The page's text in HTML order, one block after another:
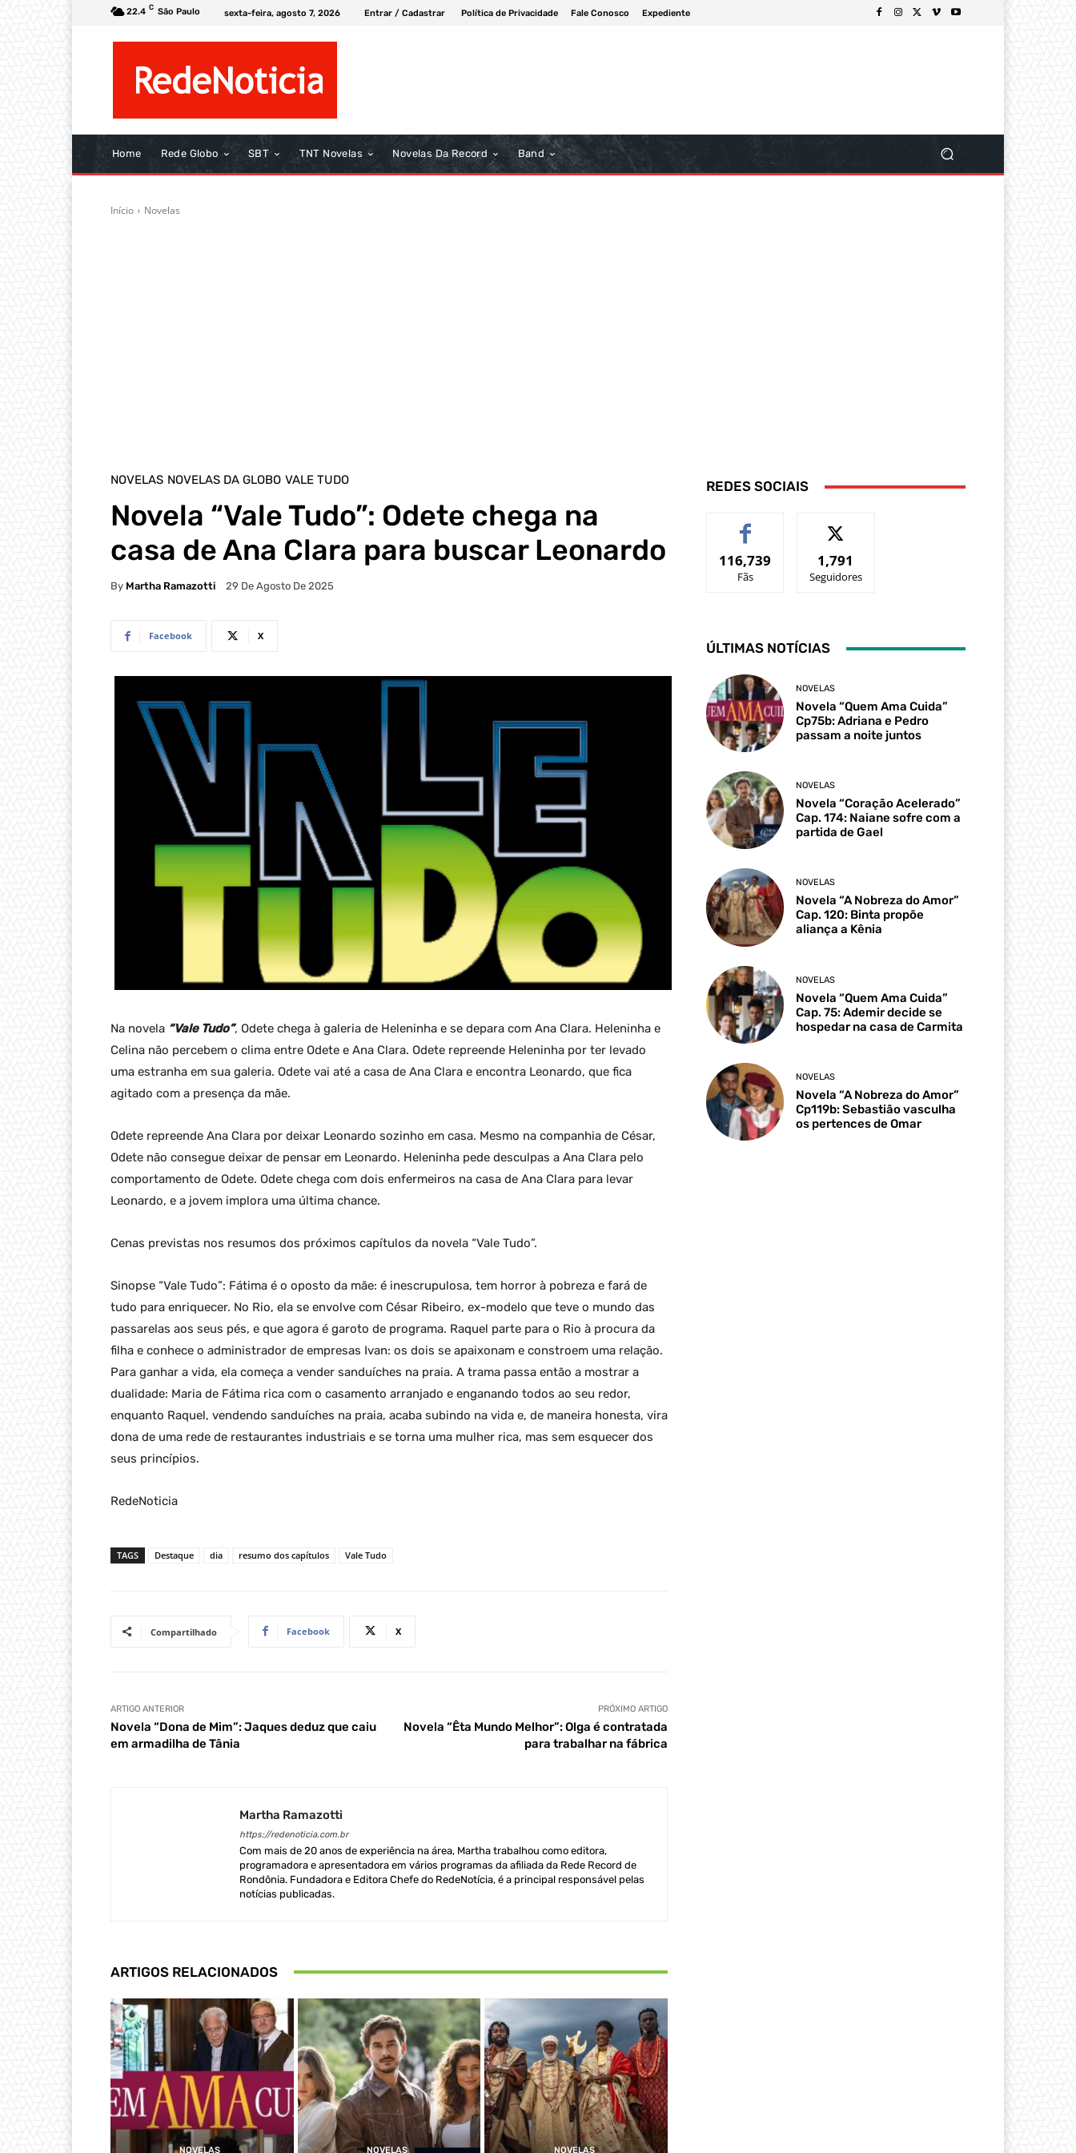
22.4 C São Paulo sexta-feira, agosto 7, 2026 Entrar / Cadastrar Política de Privacidade Fale Conosco Expediente
Home Rede Globo SBT TNT Novelas Novelas Da Record Band
Início Novelas
NOVELAS NOVELAS DA GLOBO VALE TUDO
Novela “Vale Tudo”: Odete chega na
casa de Ana Clara para buscar Leonardo
By Martha Ramazotti 29 De Agosto De 2025
Facebook X
Na novela “Vale Tudo”, Odete chega à galeria de Heleninha e se depara com Ana Clara. Heleninha e
Celina não percebem o clima entre Odete e Ana Clara. Odete repreende Heleninha por ter levado
uma estranha em sua galeria. Odete vai até a casa de Ana Clara e encontra Leonardo, que fica
agitado com a presença da mãe.
Odete repreende Ana Clara por deixar Leonardo sozinho em casa. Mesmo na companhia de César,
Odete não consegue deixar de pensar em Leonardo. Heleninha pede desculpas a Ana Clara pelo
comportamento de Odete. Odete chega com dois enfermeiros na casa de Ana Clara para levar
Leonardo, e a jovem implora uma última chance.
Cenas previstas nos resumos dos próximos capítulos da novela “Vale Tudo”.
Sinopse “Vale Tudo”: Fátima é o oposto da mãe: é inescrupulosa, tem horror à pobreza e fará de
tudo para enriquecer. No Rio, ela se envolve com César Ribeiro, ex-modelo que teve o mundo das
passarelas aos seus pés, e que agora é garoto de programa. Raquel parte para o Rio à procura da
filha e conhece o administrador de empresas Ivan: os dois se apaixonam e constroem uma relação.
Para ganhar a vida, ela começa a vender sanduíches na praia. A trama passa então a mostrar a
dualidade: Maria de Fátima rica com o casamento arranjado e enganando todos ao seu redor,
enquanto Raquel, vendendo sanduíches na praia, acaba subindo na vida e, de maneira honesta, vira
dona de uma rede de restaurantes industriais e se torna uma mulher rica, mas sem esquecer dos
seus princípios.
RedeNoticia
TAGS Destaque dia resumo dos capítulos Vale Tudo
Compartilhado Facebook X
ARTIGO ANTERIOR
Novela “Dona de Mim”: Jaques deduz que caiu
em armadilha de Tânia
PRÓXIMO ARTIGO
Novela “Êta Mundo Melhor”: Olga é contratada
para trabalhar na fábrica
Martha Ramazotti
https://redenoticia.com.br
Com mais de 20 anos de experiência na área, Martha trabalhou como editora,
programadora e apresentadora em vários programas da afiliada da Rede Record de
Rondônia. Fundadora e Editora Chefe do RedeNotícia, é a principal responsável pelas
notícias publicadas.
ARTIGOS RELACIONADOS
NOVELAS NOVELAS NOVELAS
REDES SOCIAIS
116,739
Fãs
1,791
Seguidores
ÚLTIMAS NOTÍCIAS
NOVELAS
Novela “Quem Ama Cuida”
Cp75b: Adriana e Pedro
passam a noite juntos
NOVELAS
Novela “Coração Acelerado”
Cap. 174: Naiane sofre com a
partida de Gael
NOVELAS
Novela “A Nobreza do Amor”
Cap. 120: Binta propõe
aliança a Kênia
NOVELAS
Novela “Quem Ama Cuida”
Cap. 75: Ademir decide se
hospedar na casa de Carmita
NOVELAS
Novela “A Nobreza do Amor”
Cp119b: Sebastião vasculha
os pertences de Omar